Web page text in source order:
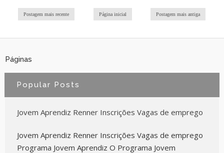
Postagem mais recente Postagem mais antiga
Página inicial
Páginas
Popular Posts
Jovem Aprendiz Renner Inscrições Vagas de emprego
Jovem Aprendiz Renner Inscrições Vagas de emprego
Programa Jovem Aprendiz O Programa Jovem